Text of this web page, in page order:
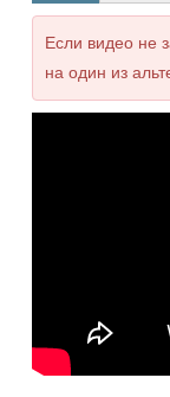
Если видео не
на один из